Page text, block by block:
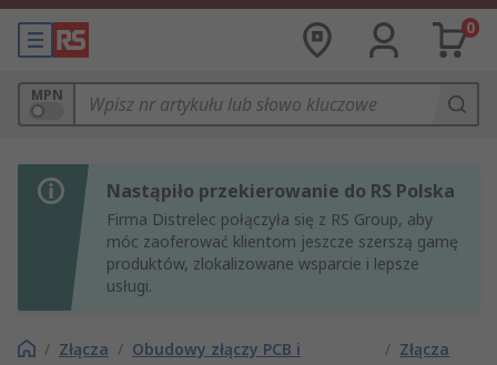
0
MPN
Nastąpiło przekierowanie do RS Polska
Firma Distrelec połączyła się z RS Group, aby
móc zaoferować klientom jeszcze szerszą gamę
produktów, zlokalizowane wsparcie i lepsze
usługi.
/ Złącza / Obudowy złączy PCB i
/ Złącza